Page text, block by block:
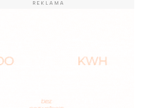
REKLAMA